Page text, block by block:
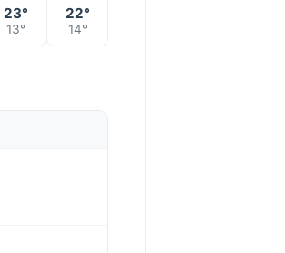
23°
13°
22°
14°